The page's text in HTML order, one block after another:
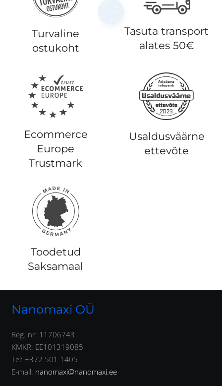
Turvaline
ostukoht
Tasuta transport
alates 50€
Ecommerce
Europe
Trustmark
Usaldusväärne
ettevõte
Toodetud
Saksamaal
Nanomaxi OÜ
Reg. nr: 11706743
KMKR: EE101319085
Tel: +372 501 1405
E-mail: nanomaxi@nanomaxi.ee